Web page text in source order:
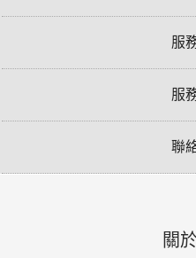
服
服
聯
關